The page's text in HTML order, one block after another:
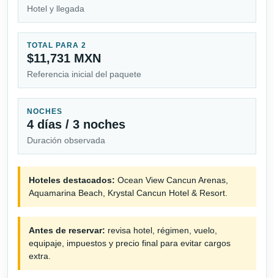
Hotel y llegada
TOTAL PARA 2
$11,731 MXN
Referencia inicial del paquete
NOCHES
4 días / 3 noches
Duración observada
Hoteles destacados: Ocean View Cancun Arenas,
Aquamarina Beach, Krystal Cancun Hotel & Resort.
Antes de reservar: revisa hotel, régimen, vuelo,
equipaje, impuestos y precio final para evitar cargos
extra.